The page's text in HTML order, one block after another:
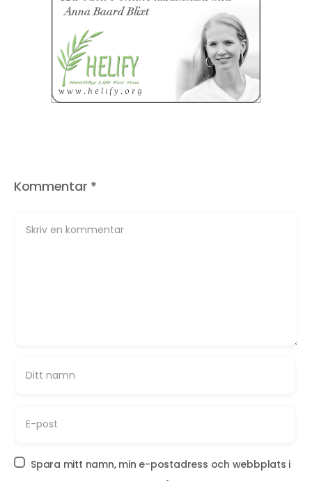
Kommentar *
Spara mitt namn, min e-postadress och webbplats i